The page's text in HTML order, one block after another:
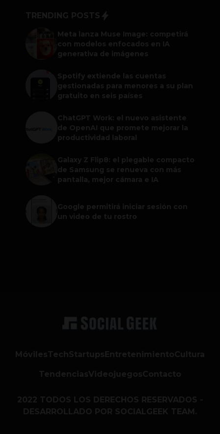
TRENDING POSTS
Meta lanza Muse Image: competirá
con modelos enfocados en IA
generativa de imágenes
Spotify extiende las cuentas
gestionadas para menores a su plan
gratuito en seis países
ChatGPT Work: el nuevo asistente
de OpenAI que promete mejorar la
productividad laboral
Galaxy Z Flip8: el plegable compacto
de Samsung se renueva con más
pantalla, mejor cámara e IA
Google permitirá iniciar sesión con
un video de tu rostro